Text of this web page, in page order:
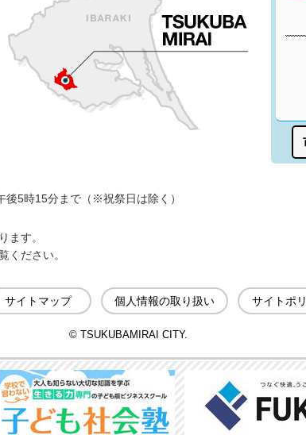
5時15分まで（※祝祭日は除く）
ます。
ください。
サイトマップ 個人情報の取り扱い サイトポ
© TSUKUBAMIRAI CITY.